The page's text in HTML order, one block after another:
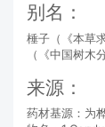
别名：
棰子（《本草
（《中国树木
来源：
药材基源：为